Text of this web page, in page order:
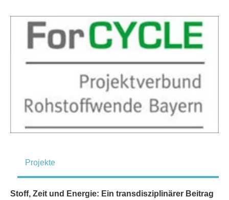
Projekte
Stoff, Zeit und Energie: Ein transdisziplinärer Beitrag